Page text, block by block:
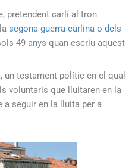
pretendent carlí al tron
segona guerra carlina o dels
49 anys quan escriu aquest
un testament polític en el qual
voluntaris que lluitaren en la
a seguir en la lluita per a